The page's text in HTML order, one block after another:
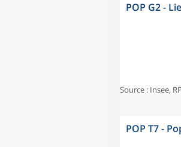
POP G2 -
Source : Insee,
POP T7 -